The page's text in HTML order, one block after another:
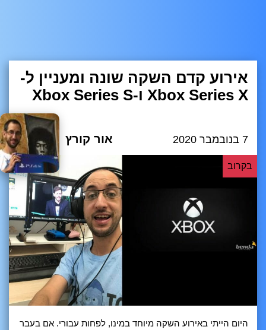
בקרוב
אירוע קדם השקה שונה ומעניין ל-
Xbox Series X ו-Xbox Series S
7 בנובמבר 2020 אור קורץ
היום הייתי באירוע השקה מיוחד במינו, לפחות עבורי. אם בעבר